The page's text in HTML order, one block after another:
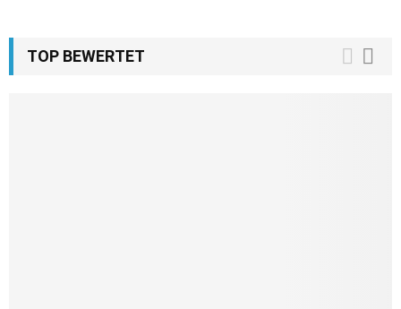
TOP BEWERTET